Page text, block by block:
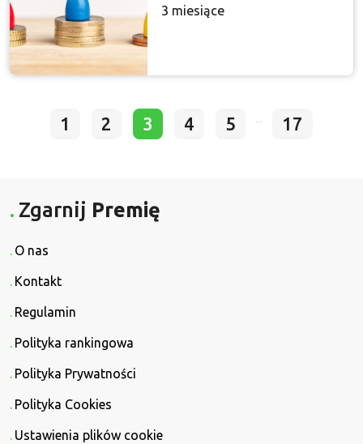
3 miesiące
1 2 3 4 5 ... 17
Zgarnij Premię
O nas
Kontakt
Regulamin
Polityka rankingowa
Polityka Prywatności
Polityka Cookies
Ustawienia plików cookie